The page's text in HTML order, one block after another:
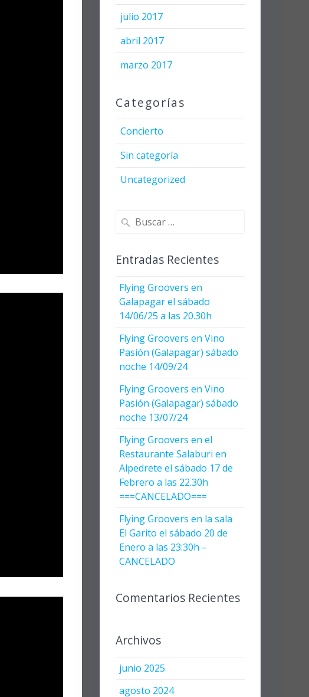
julio 2017
abril 2017
marzo 2017
Categorías
Concierto
Sin categoría
Uncategorized
Buscar:
Entradas Recientes
Flying Groovers en
Galapagar el sábado
14/06/25 a las 20.30h
Flying Groovers en Vino
Pasión (Galapagar) sábado
noche 14/09/24
Flying Groovers en Vino
Pasión (Galapagar) sábado
noche 13/07/24
Flying Groovers en el
Restaurante Salaburi en
Alpedrete el sábado 17 de
Febrero a las 22.30h
===CANCELADO===
Flying Groovers en la sala
El Garito el sábado 20 de
Enero a las 23:30h –
CANCELADO
Comentarios Recientes
Archivos
junio 2025
agosto 2024